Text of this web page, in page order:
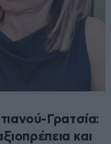
Γρατσία:
και